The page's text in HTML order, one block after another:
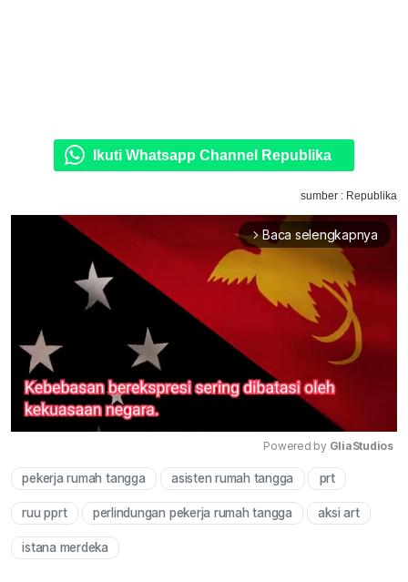
Ikuti Whatsapp Channel Republika
sumber : Republika
arrow_forward_ios Baca selengkapnya
Mute
Powered by GliaStudios
pekerja rumah tangga asisten rumah tangga prt
ruu pprt perlindungan pekerja rumah tangga aksi art
istana merdeka